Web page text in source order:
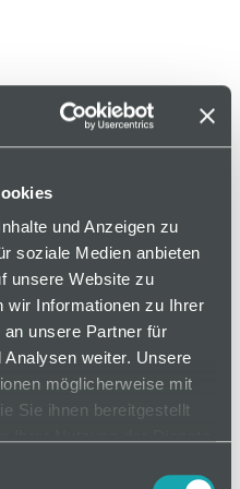
und Anzeigen zu
soziale Medien anbieten
unsere Website zu
wir Informationen zu Ihrer
unsere Partner für
weiter. Unsere
möglicherweise mit
Sie ihnen bereitgestellt
200-7-NL
auf Anfrage
Mindestbestellmenge: 1